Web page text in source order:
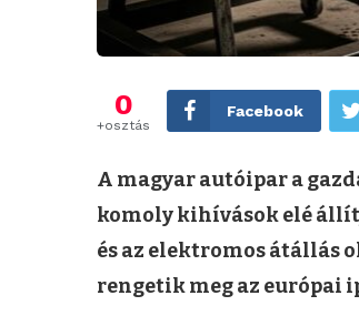
0
+osztás
Facebook
A magyar autóipar a
komoly kihívások elé
és az elektromos átállás
rengetik meg az európai